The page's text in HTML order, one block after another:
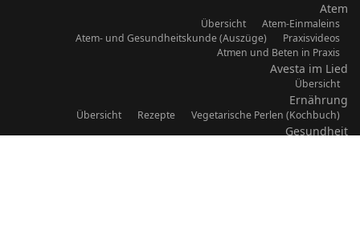
Atem
Übersicht
Atem-Einmaleins
Atem- und Gesundheitskunde (Auszüge)
Praxisvideos
Atmen und Beten in Praxis
Avesta im Lied
Übersicht
Ernährung
Übersicht Rezepte Vegetarische Perlen (Kochbuch)
Gesundheit